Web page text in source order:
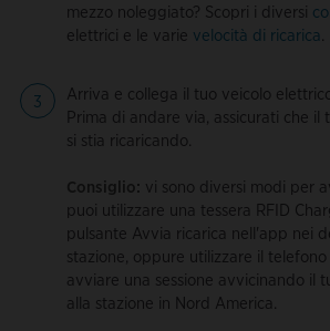
mezzo noleggiato? Scopri i diversi
elettrici e le varie velocità di ricarica.
Arriva e collega il tuo veicolo
Prima di andare via, assicurati che il
si stia ricaricando.
Consiglio: vi sono diversi modi per
puoi utilizzare una tessera RFID
pulsante Avvia ricarica nell'app nei
stazione, oppure utilizzare il
avviare una sessione avvicinando il
alla stazione in Nord America.